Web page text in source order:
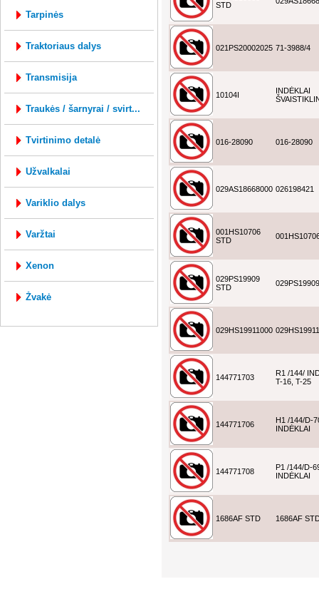
tarpinės
traktoriaus dalys
transmisija
traukės / šarnyrai / svirt...
tvirtinimo detalė
užvalkalai
variklio dalys
varžtai
xenon
žvakė
STD
021PS20002025 71-3988/4
10104I
INDĖKLAI
016-28090 016-28090
029AS18668000 026198421
001HS10706
STD
029PS19909
STD
029HS19911000
144771703
R1 /144/
T-16, T-25
144771706
H1 /144/D-
INDĖKLAI
144771708
P1 /144/D-
INDĖKLAI
1686AF STD 1686AF